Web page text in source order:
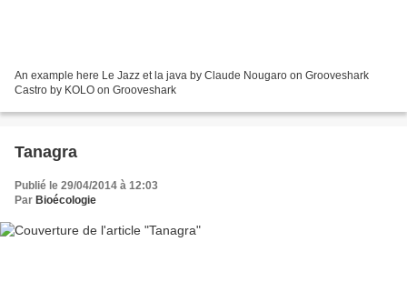
An example here Le Jazz et la java by Claude Nougaro on Grooveshark
Castro by KOLO on Grooveshark
Tanagra
Publié le 29/04/2014 à 12:03
Par Bioécologie